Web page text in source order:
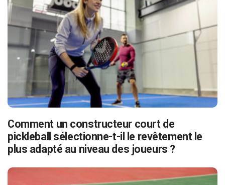
Comment un constructeur court de
pickleball sélectionne-t-il le revêtement le
plus adapté au niveau des joueurs ?